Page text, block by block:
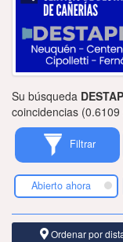
Su búsqueda
coincidencias
Filtrar
Abierto ahora
Ordenar por